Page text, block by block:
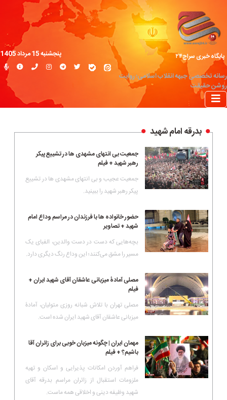
پایگاه خبری سراج۲۴
رسانه تخصصی جبهه انقلاب اسلامی؛ روایت
روشن حقیقت
پنجشنبه 15 مرداد 1405
بدرقه امام شهید
جمعیت بی انتهای مشهدی ها در تشییع پیکر
رهبر شهید + فیلم
جمعیت عجیب و بی انتهای مشهدی ها در تشییع
پیکر رهبر شهید را ببینید.
حضور خانواده ها با فرزندان در مراسم وداع امام
شهید + تصاویر
بچه‌هایی که دست در دست والدین، الفبای یک
مسیر را مشق می‌کنند؛ این وداع رنگ دیگری دارد.
مصلی آمادۀ میزبانی عاشقان آقای شهید ایران +
فیلم
مصلی تهران با تلاش شبانه روزی متولیان، آمادۀ
میزبانی عاشقان آقای شهید ایران شده است.
مهمان ایران | چگونه میزبان خوبی برای زائران آقا
باشیم؟ + فیلم
فراهم آوردن امکانات پذیرایی و اسکان و تهیه
ملزومات استقبال از زائران مراسم بدرقه آقای
شهید وظیفه دینی و اخلاقی همه ماست.